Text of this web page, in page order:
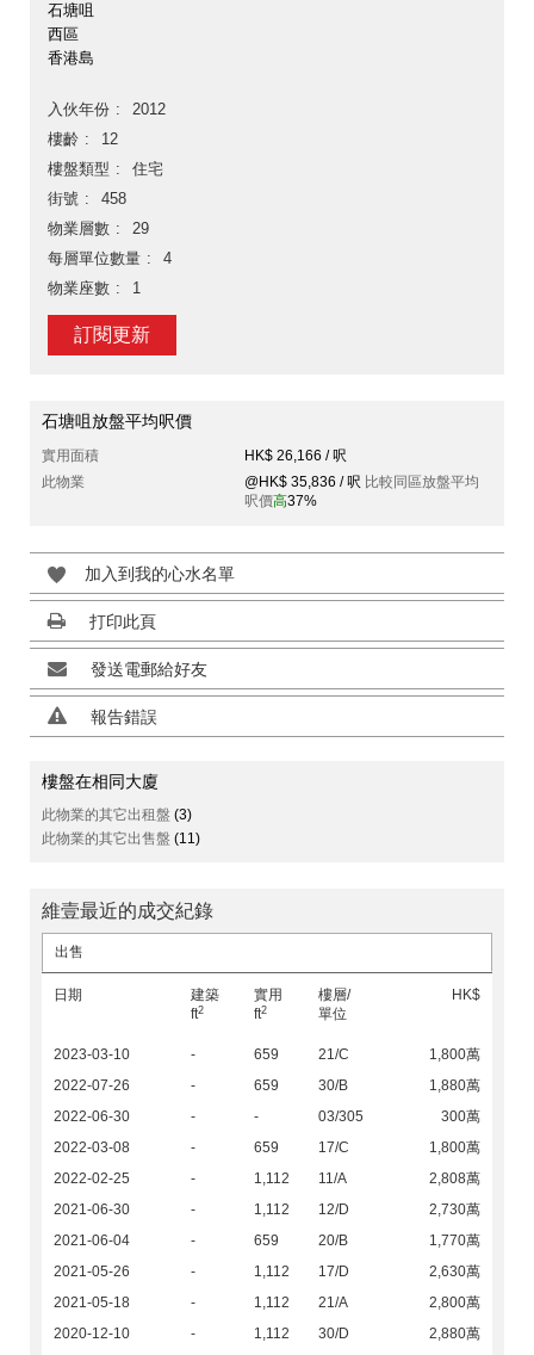
石塘咀
西區
香港島
入伙年份
2012
樓齡
12
樓盤類型
住宅
街號
458
物業層數
29
每層單位數量
4
物業座數
1
訂閱更新
石塘咀放盤平均呎價
實用面積
HK$ 26,166 / 呎
此物業
@HK$ 35,836 / 呎 比較同區放盤平均
呎價高37%
加入到我的心水名單
打印此頁
發送電郵給好友
報告錯誤
樓盤在相同大廈
此物業的其它出租盤 (3)
此物業的其它出售盤 (11)
維壹最近的成交紀錄
出售
日期
建築
ft2
實用
ft2
樓層/
單位
HK$
2023-03-10 - 659 21/C
1,800萬
2022-07-26
- 659 30/B
1,880萬
2022-06-30
- - 03/305
300萬
2022-03-08
- 659 17/C
1,800萬
2022-02-25
- 1,112 11/A
2,808萬
2021-06-30
- 1,112 12/D
2,730萬
2021-06-04
- 659 20/B
1,770萬
2021-05-26
- 1,112 17/D
2,630萬
2021-05-18
- 1,112 21/A
2,800萬
2020-12-10
- 1,112 30/D 2,880萬